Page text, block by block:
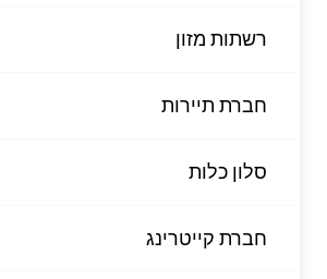
רשתות מזון
חברת תיירות
סלון כלות
חברת קייטרינג